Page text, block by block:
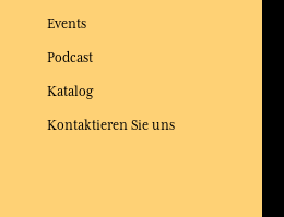
Events
Podcast
Katalog
Kontaktieren Sie uns